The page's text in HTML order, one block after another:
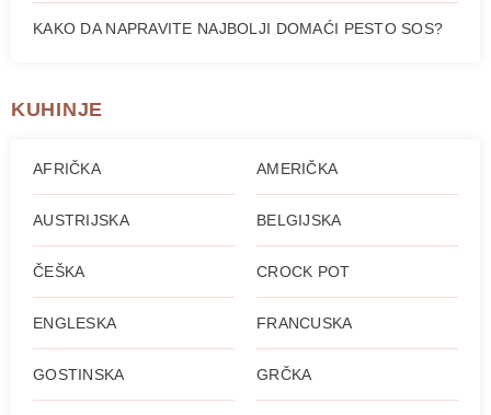
KAKO DA NAPRAVITE NAJBOLJI DOMAĆI PESTO SOS?
KUHINJE
AFRIČKA AMERIČKA
AUSTRIJSKA BELGIJSKA
ČEŠKA CROCK POT
ENGLESKA FRANCUSKA
GOSTINSKA GRČKA